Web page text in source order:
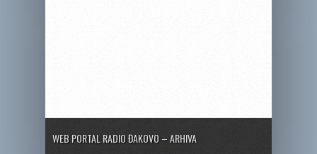
WEB PORTAL RADIO ĐAKOVO – ARHIVA